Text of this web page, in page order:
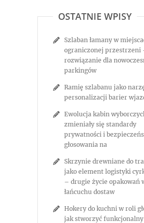
OSTATNIE WPISY
Szlaban łamany w
ograniczonej przestrzeni
rozwiązanie dla
parkingów
Ramię szlabanu jako
personalizacji barier
Ewolucja kabin
zmieniały się standardy
prywatności i
głosowania na
Skrzynie drewniane do
jako element logistyki
– drugie życie opakowań
łańcuchu dostaw
Hokery do kuchni w roli
jak stworzyć